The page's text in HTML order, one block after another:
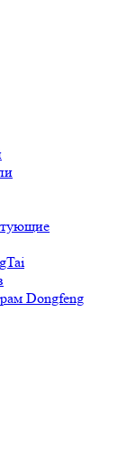
Dongfeng